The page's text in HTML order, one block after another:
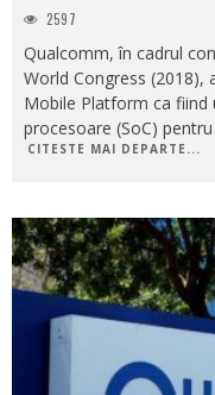
2597
Qualcomm, în cadrul
World Congress (2018),
Mobile Platform ca
procesoare (SoC)
CITESTE MAI DEPARTE...